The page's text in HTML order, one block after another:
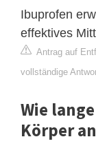
Ibuprofen
effektives
Antrag auf
vollständige
Wie
Körper